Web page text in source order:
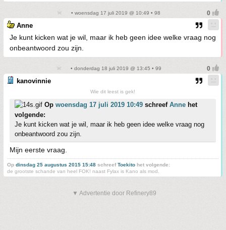
• woensdag 17 juli 2019 @ 10:49 • 98
Anne
Je kunt kicken wat je wil, maar ik heb geen idee welke vraag nog
onbeantwoord zou zijn.
• donderdag 18 juli 2019 @ 13:45 • 99
kanovinnie
Wie dit leest is gek!
Op woensdag 17 juli 2019 10:49 schreef Anne het
volgende:
Je kunt kicken wat je wil, maar ik heb geen idee welke vraag nog
onbeantwoord zou zijn.
Mijn eerste vraag.
Op dinsdag 25 augustus 2015 15:48 schreefToekito het volgende:
de grootste schande van heel FOK! naast Fylax is Kano als mod.
▼ Advertentie door Refinery89